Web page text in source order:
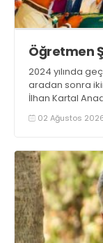
Öğretmen
2024 yılında
aradan sonra
İlhan Kartal
son yolculuğuna
02 Ağustos